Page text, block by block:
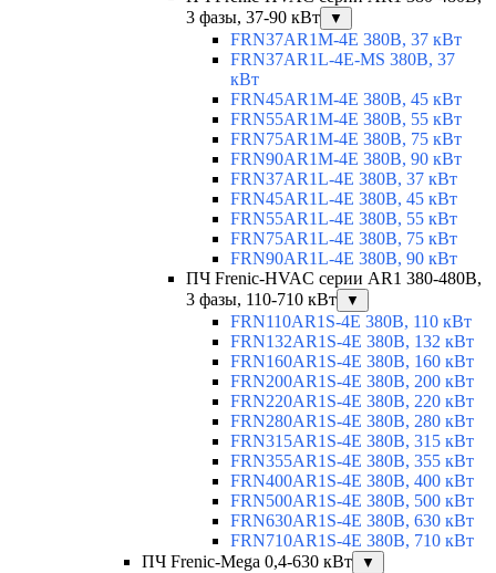
3 фазы, 37-90 кВт
▼
FRN37AR1M-4E 380В, 37 кВт
FRN37AR1L-4E-MS 380В, 37
кВт
FRN45AR1M-4E 380В, 45 кВт
FRN55AR1M-4E 380В, 55 кВт
FRN75AR1M-4E 380В, 75 кВт
FRN90AR1M-4E 380В, 90 кВт
FRN37AR1L-4E 380В, 37 кВт
FRN45AR1L-4E 380В, 45 кВт
FRN55AR1L-4E 380В, 55 кВт
FRN75AR1L-4E 380В, 75 кВт
FRN90AR1L-4E 380В, 90 кВт
ПЧ Frenic-HVAC серии AR1 380-480В,
3 фазы, 110-710 кВт
▼
FRN110AR1S-4E 380В, 110 кВт
FRN132AR1S-4E 380В, 132 кВт
FRN160AR1S-4E 380В, 160 кВт
FRN200AR1S-4E 380В, 200 кВт
FRN220AR1S-4E 380В, 220 кВт
FRN280AR1S-4E 380В, 280 кВт
FRN315AR1S-4E 380В, 315 кВт
FRN355AR1S-4E 380В, 355 кВт
FRN400AR1S-4E 380В, 400 кВт
FRN500AR1S-4E 380В, 500 кВт
FRN630AR1S-4E 380В, 630 кВт
FRN710AR1S-4E 380В, 710 кВт
ПЧ Frenic-Mega 0,4-630 кВт
▼